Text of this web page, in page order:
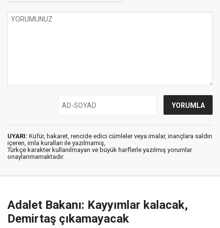
UYARI: Küfür, hakaret, rencide edici cümleler veya imalar, inançlara saldırı
içeren, imla kuralları ile yazılmamış,
Türkçe karakter kullanılmayan ve büyük harflerle yazılmış yorumlar
onaylanmamaktadır.
Adalet Bakanı: Kayyımlar kalacak,
Demirtaş çıkamayacak